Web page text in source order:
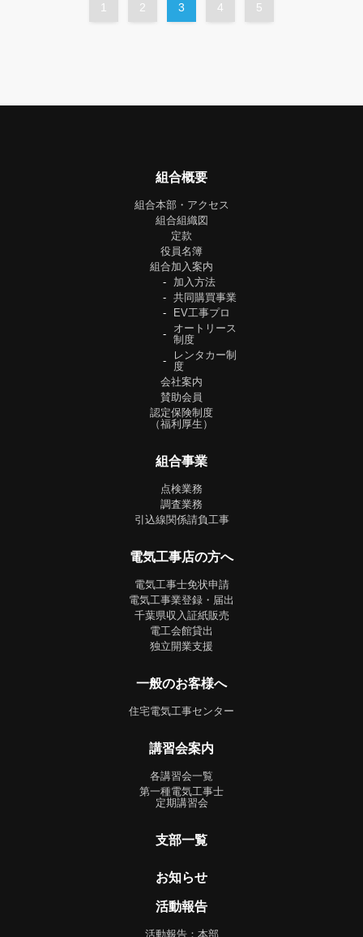
1 2 3 4 5
組合概要
組合本部・アクセス
組合組織図
定款
役員名簿
組合加入案内
加入方法
共同購買事業
EV工事プロ
オートリース
制度
レンタカー制
度
会社案内
賛助会員
認定保険制度
（福利厚生）
組合事業
点検業務
調査業務
引込線関係請負工事
電気工事店の方へ
電気工事士免状申請
電気工事業登録・届出
千葉県収入証紙販売
電工会館貸出
独立開業支援
一般のお客様へ
住宅電気工事センター
講習会案内
各講習会一覧
第一種電気工事士
定期講習会
支部一覧
お知らせ
活動報告
活動報告：本部